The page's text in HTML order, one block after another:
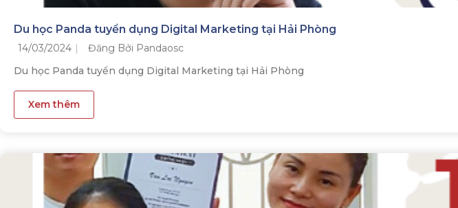
Du học Panda tuyển dụng Digital Marketing tại Hải Phòng
14/03/2024
Đăng Bởi Pandaosc
Du học Panda tuyển dụng Digital Marketing tại Hải Phòng
Xem thêm